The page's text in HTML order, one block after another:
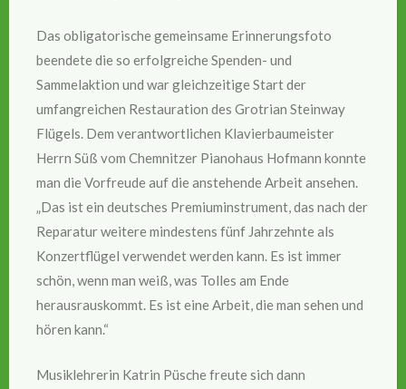
Das obligatorische gemeinsame Erinnerungsfoto
beendete die so erfolgreiche Spenden- und
Sammelaktion und war gleichzeitige Start der
umfangreichen Restauration des Grotrian Steinway
Flügels. Dem verantwortlichen Klavierbaumeister
Herrn Süß vom Chemnitzer Pianohaus Hofmann konnte
man die Vorfreude auf die anstehende Arbeit ansehen.
„Das ist ein deutsches Premiuminstrument, das nach der
Reparatur weitere mindestens fünf Jahrzehnte als
Konzertflügel verwendet werden kann. Es ist immer
schön, wenn man weiß, was Tolles am Ende
herausrauskommt. Es ist eine Arbeit, die man sehen und
hören kann.“
Musiklehrerin Katrin Püsche freute sich dann